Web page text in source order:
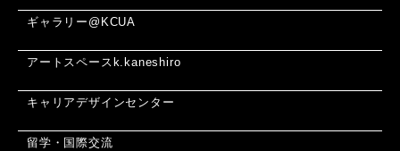
ギャラリー@KCUA
アートスペースk.kaneshiro
キャリアデザインセンター
留学・国際交流